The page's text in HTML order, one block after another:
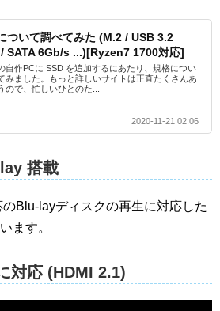
ついて調べてみた (M.2 / USB 3.2
SATA 6Gb/s ...)[Ryzen7 1700対応]
自作PCに SSD を追加するにあたり、規格につい
みました。もっと詳しいサイトは正直たくさんあ
ので、忙しいひとのた...
2020-11-21 02:06
搭載
Blu-layディスクの再生に対応した
ます。
対応 (HDMI 2.1)